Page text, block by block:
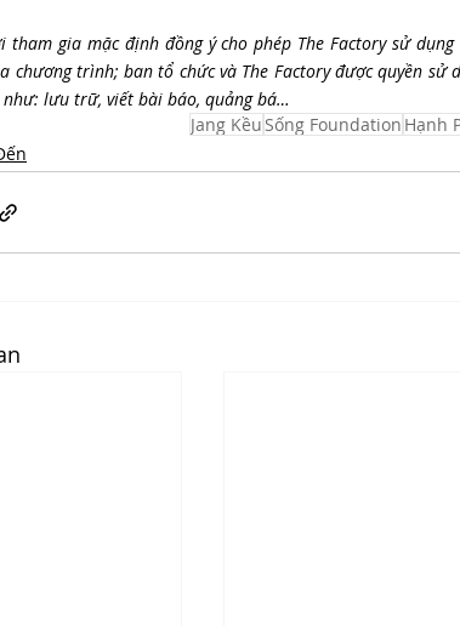
tham gia mặc định đồng ý cho phép The Factory sử
chương trình; ban tổ chức và The Factory được quyền
lưu trữ, viết bài báo, quảng bá…
Jang KềuSống Foundation Hạnh